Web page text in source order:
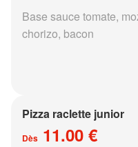
Base sauce tomate,
chorizo, bacon
Pizza raclette junior
Dès 11.00 €